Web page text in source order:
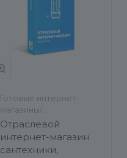
Готовые интернет-
магазины/
Строительство и
ремонт/Мебель
Отраслевой
интернет-магазин
сантехники,